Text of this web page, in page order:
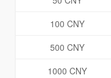
100 CNY
500 CNY
1000 CNY